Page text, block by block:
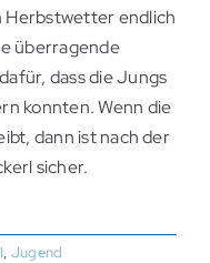
Herbstwetter endlich
überragende
dass die Jungs
konnten. Wenn die
dann ist nach der
sicher.
, Jugend